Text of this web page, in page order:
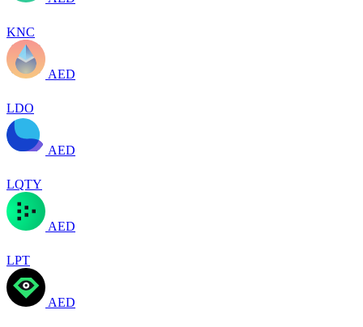
KNC
AED
LDO
AED
LQTY
AED
LPT
AED